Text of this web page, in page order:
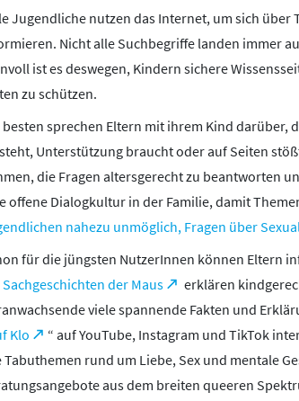
Jugendliche nutzen das Internet, um sich
Nicht alle Suchbegriffe landen immer
ist es deswegen, Kindern sichere
zu schützen.
besten sprechen Eltern mit ihrem Kind darüber,
Unterstützung braucht oder auf Seiten
die Fragen altersgerecht zu beantworten
offene Dialogkultur in der Familie, damit
nahezu unmöglich, Fragen über
für die jüngsten NutzerInnen können Eltern
Sachgeschichten der Maus erklären
viele spannende Fakten und
Klo
“ auf YouTube, Instagram und TikTok
Tabuthemen rund um Liebe, Sex und mentale
aus dem breiten queeren